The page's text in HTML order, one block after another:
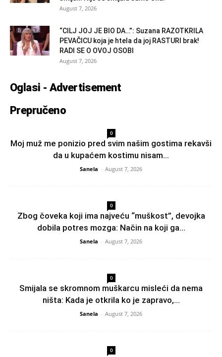
August 7, 2026
“CILJ JOJ JE BIO DA…”: Suzana RAZOTKRILA
PEVAČICU koja je htela da joj RASTURI brak!
RADI SE O OVOJ OSOBI
August 7, 2026
Oglasi - Advertisement
Prepručeno
0
Moj muž me ponizio pred svim našim gostima rekavši
da u kupaćem kostimu nisam...
Sanela - August 7, 2026
0
Zbog čoveka koji ima najveću “muškost”, devojka
dobila potres mozga: Način na koji ga...
Sanela - August 7, 2026
0
Smijala se skromnom muškarcu misleći da nema
ništa: Kada je otkrila ko je zapravo,...
Sanela - August 7, 2026
0